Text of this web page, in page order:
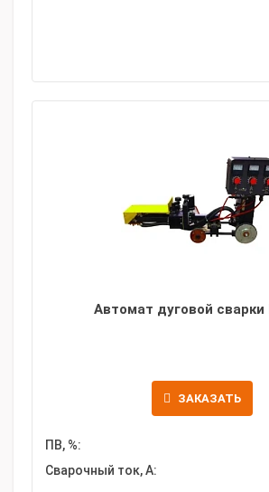
Автомат дуговой
ЗАКАЗАТЬ
ПВ, %:
Сварочный ток, А: